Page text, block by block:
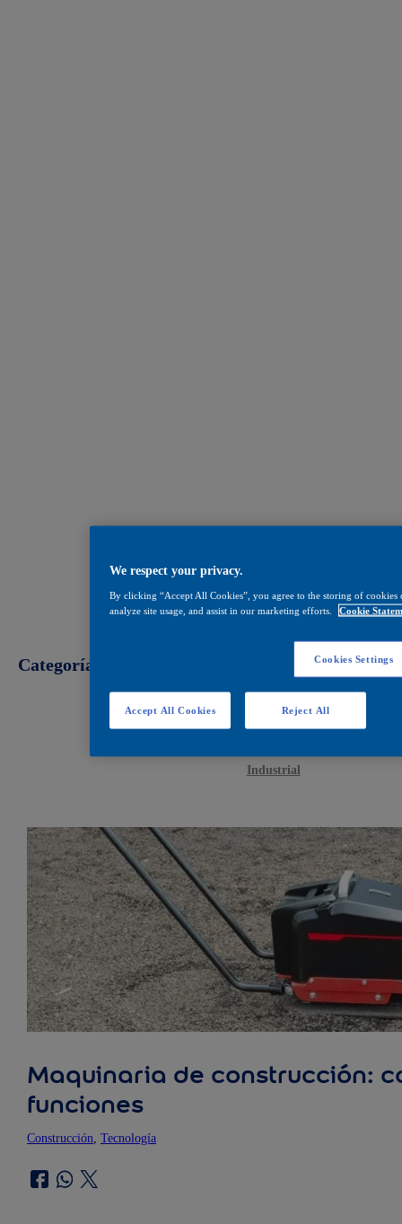
Categorías
Decoración
Industrial
Maquinaria de construcción:
funciones
Construcción Tecnología
We respect your privacy.
By clicking “Accept All Cookies”, you agree to the storing of
analyze site usage, and assist in our marketing efforts.
Cookie
Cookies Settings
Reject All
Accept All Cookies